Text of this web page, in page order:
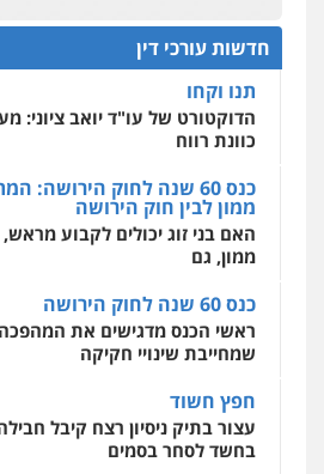
אחסון אתרים
מקצועיים לעורכי דין
מרכז התחלה חדשה
אסירים עבירות מין
לעורכי דין
חדשות עורכי דין
כנס תביעות ייצוגיות: הדילמה בין
להגנה על עסקים קטנים
תנו וקחו
הדוקטורט של עו"ד יואב ציוני:
כוונת רווח
כנס 60 שנה לחוק הירושה:
ממון לבין חוק הירושה
האם בני זוג יכולים לקבוע
ממון, גם
כנס 60 שנה לחוק הירושה
ראשי הכנס מדגישים את
שמחייבת שינויי חקיקה
חפץ חשוד
עצור בתיק ניסיון רצח קיבל
בחשד לסחר בסמים